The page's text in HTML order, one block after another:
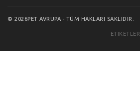
© 2026PET AVRUPA - TÜM HAKLARI SAKLIDIR.
ETIKETLER